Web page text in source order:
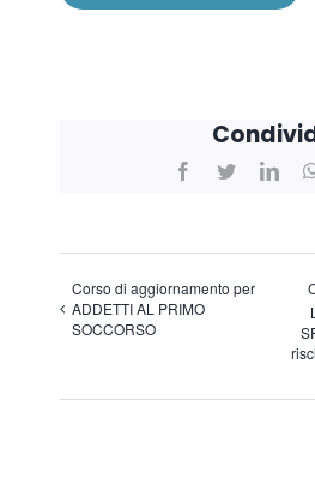
Facebook
Twitter
Corso di aggiornamento per
ADDETTI AL PRIMO
SOCCORSO